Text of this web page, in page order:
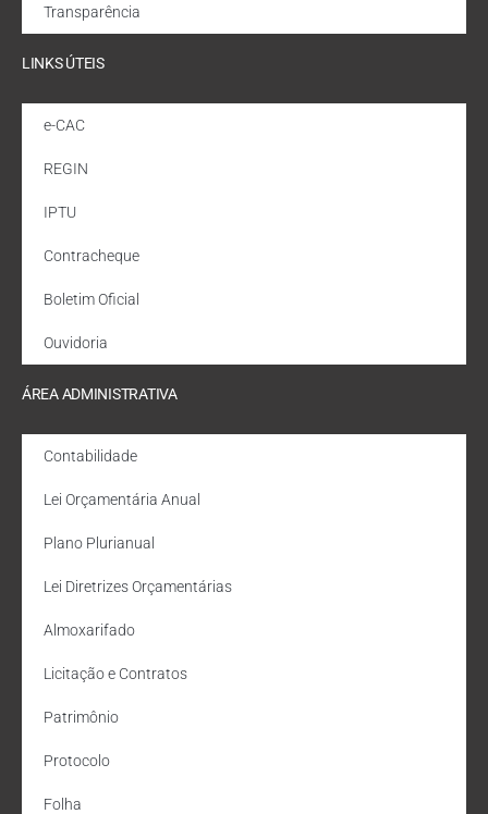
Transparência
LINKS ÚTEIS
e-CAC
REGIN
IPTU
Contracheque
Boletim Oficial
Ouvidoria
ÁREA ADMINISTRATIVA
Contabilidade
Lei Orçamentária Anual
Plano Plurianual
Lei Diretrizes Orçamentárias
Almoxarifado
Licitação e Contratos
Patrimônio
Protocolo
Folha